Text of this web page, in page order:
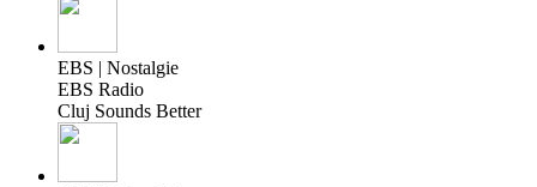
EBS | Nostalgie
EBS Radio
Cluj Sounds Better